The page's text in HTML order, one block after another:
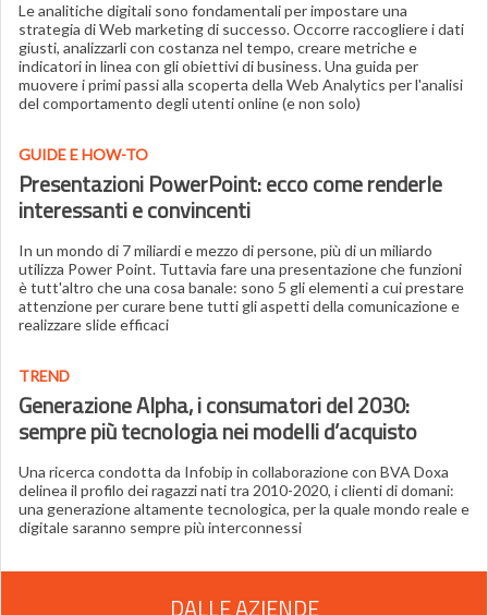
Le analitiche digitali sono fondamentali per impostare una
strategia di Web marketing di successo. Occorre raccogliere i dati
giusti, analizzarli con costanza nel tempo, creare metriche e
indicatori in linea con gli obiettivi di business. Una guida per
muovere i primi passi alla scoperta della Web Analytics per l'analisi
del comportamento degli utenti online (e non solo)
GUIDE E HOW-TO
Presentazioni PowerPoint: ecco come renderle
interessanti e convincenti
In un mondo di 7 miliardi e mezzo di persone, più di un miliardo
utilizza Power Point. Tuttavia fare una presentazione che funzioni
è tutt'altro che una cosa banale: sono 5 gli elementi a cui prestare
attenzione per curare bene tutti gli aspetti della comunicazione e
realizzare slide efficaci
TREND
Generazione Alpha, i consumatori del 2030:
sempre più tecnologia nei modelli d’acquisto
Una ricerca condotta da Infobip in collaborazione con BVA Doxa
delinea il profilo dei ragazzi nati tra 2010-2020, i clienti di domani:
una generazione altamente tecnologica, per la quale mondo reale e
digitale saranno sempre più interconnessi
DALLE AZIENDE